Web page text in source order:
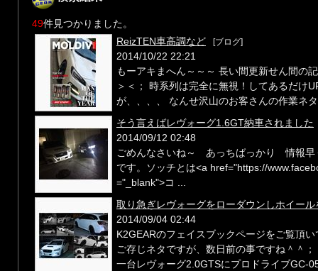
49件見つかりました。
ReizTEN車高調など
[ブログ]
2014/10/22 22:21
もーアキまへん～～～ 長い間更新せん間の
＞＜； 時系列は完全に無視！してあるだけ
が、、、、 なんせ沢山のお客さんの作業ネ
そう言えばレヴォーグ1.6GT納車されました
2014/09/12 02:48
ごめんなさいね～ あっちばっかり 情報早
です。ソッチとは<a href="https://
="_blank">コ ...
取り急ぎレヴォーグをローダウンしホイー
2014/09/04 02:44
K2GEARのフェイスブックページをご覧頂
ご存じネタですが、数日前の事ですね＾＾
一台レヴォーグ2.0GTSにプロドライブ